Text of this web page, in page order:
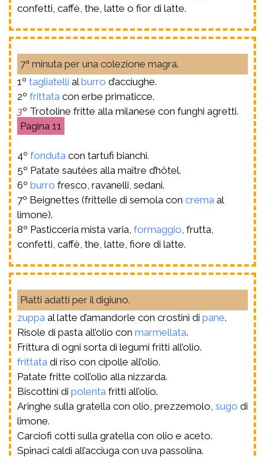
confetti, caffè, the, latte o fior di latte.
7ª minuta per una colezione magra.
1º tagliatelli alburro d’acciughe.
2º frittata con erbe primaticce.
3º Trotoline fritte alla milanese con funghi agretti.
11
4º fonduta con tartufi bianchi.
5º Patate sautées alla maître d’hôtel.
6º burro fresco, ravanelli, sedani.
7º Beignettes (frittelle di semola con crema al
limone).
8º Pasticceria mista varia, formaggio , frutta,
confetti, caffè, the, latte, fiore di latte.
Piatti adatti per il digiuno.
zuppa al latte d’amandorle con crostini di pane.
Risole di pasta all’olio con marmellata.
Frittura di ogni sorta di legumi fritti all’olio.
frittata di riso con cipolle all’olio.
Patate fritte coll’olio alla nizzarda.
Biscottini di polenta fritti all’olio.
Aringhe sulla gratella con olio, prezzemolo, sugo di
limone.
Carciofi cotti sulla gratella con olio e aceto.
Spinaci caldi all’acciuga con uva passolina.